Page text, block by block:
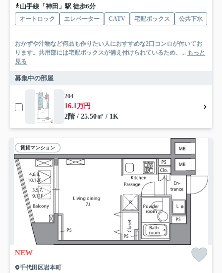
山手線「神田」駅 徒歩6分
オートロック エレベーター CATV 宅配ボックス 公共下水
おかずや汁物など何品も作りたい人におすすめな2口コンロが付いてお
ります。共用部には宅配ボックスが備え付けられているため、... もっと
見る
募集中の部屋
204
16.1万円
2階 / 25.50㎡ / 1K
賃貸マンション
NEW
千代田区岩本町